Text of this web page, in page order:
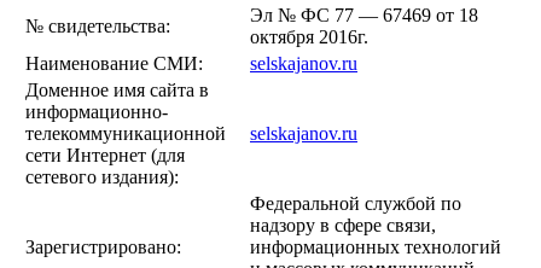
№ свидетельства:
Эл № ФС 77 — 67469 от 18
октября 2016г.
Наименование СМИ:
selskajanov.ru
Доменное имя сайта в
информационно-
телекоммуникационной
сети Интернет (для
сетевого издания):
selskajanov.ru
Зарегистрировано:
Федеральной службой по
надзору в сфере связи,
информационных технологий